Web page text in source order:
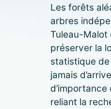
Les forêts
arbres
Tuleau-Malot
préserver la
statistique
jamais
reliant la
change encore
de la méthode
support pédagogique